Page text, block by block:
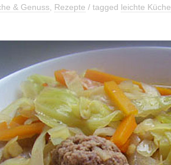
& Genuss Rezepte / tagged leichte Küche